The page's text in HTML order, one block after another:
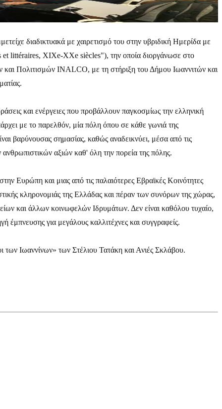
διαδικτυακά με χαιρετισμό του στην υβριδική Ημερίδα με
et littéraires, XIXe-XXe siècles"), την οποία διοργάνωσε στο
Πολιτισμών INALCO, με τη στήριξη του Δήμου Ιωαννιτών και
και ενέργειες που προβάλλουν παγκοσμίως την ελληνική
με το παρελθόν, μία πόλη όπου σε κάθε γωνιά της
βαρύνουσας σημασίας, καθώς αναδεικνύει, μέσα από τις
αξιών καθ' όλη την πορεία της πόλης.
Ευρώπη και μιας από τις παλαιότερες Εβραϊκές Κοινότητες
κληρονομιάς της Ελλάδας και πέραν των συνόρων της χώρας,
και άλλων κοινωφελών Ιδρυμάτων. Δεν είναι καθόλου τυχαίο,
έμπνευσης για μεγάλους καλλιτέχνες και συγγραφείς.
Ιωαννίνων» των Στέλιου Τατάκη και Ανιές Σκλάβου.